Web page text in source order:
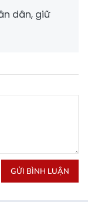
dân, giữ
GỬI BÌNH LUẬN